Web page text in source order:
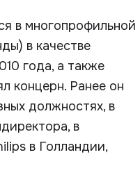
в многопрофильной
в качестве
года, а также
концерн. Ранее он
должностях, в
в
в Голландии,